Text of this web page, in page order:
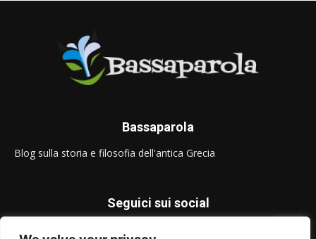
Bassaparola
Blog sulla storia e filosofia dell'antica Grecia
Seguici sui social